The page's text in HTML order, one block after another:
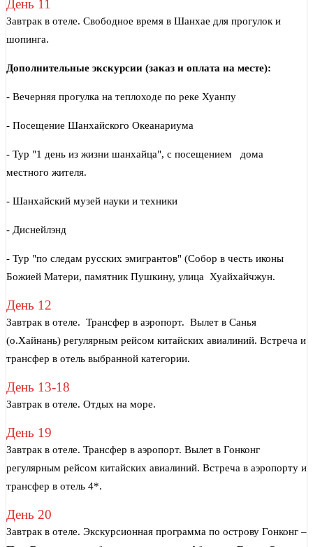
День 11
Завтрак в отеле. Свободное время в Шанхае для прогулок и
шопинга.
Дополнительные экскурсии (заказ и оплата на месте):
- Вечерняя прогулка на теплоходе по реке Хуанпу
- Посещение Шанхайского Океанариума
- Тур "1 день из жизни шанхайца", с посещением дома
местного жителя.
- Шанхайский музей науки и техники
- Диснейлэнд
- Тур "по следам русских эмигрантов" (Собор в честь иконы
Божией Матери, памятник Пушкину, улица Хуайхайчжун.
День 12
Завтрак в отеле. Трансфер в аэропорт. Вылет в Санья
(о.Хайнань) регулярным рейсом китайских авиалиний. Встреча и
трансфер в отель выбранной категории.
День 13-18
Завтрак в отеле. Отдых на море.
День 19
Завтрак в отеле. Трансфер в аэропорт. Вылет в Гонконг
регулярным рейсом китайских авиалиний. Встреча в аэропорту и
трансфер в отель 4*.
День 20
Завтрак в отеле. Экскурсионная программа по острову Гонконг –